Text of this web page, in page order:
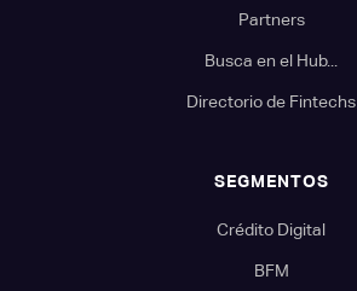
Partners
Busca en el Hub...
Directorio de Fintechs
SEGMENTOS
Crédito Digital
BFM